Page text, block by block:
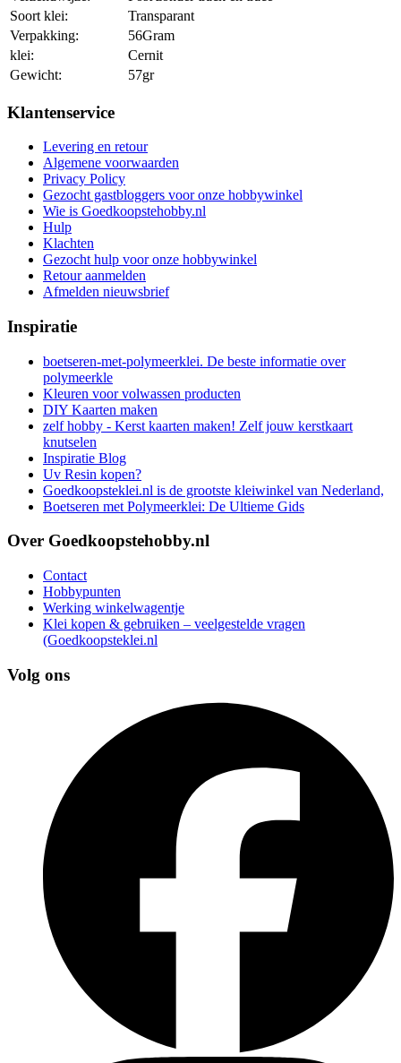
Soort klei:
Transparant
Verpakking:
56Gram
klei:
Cernit
Gewicht:
57gr
Klantenservice
Levering en retour
Algemene voorwaarden
Privacy Policy
Gezocht gastbloggers voor onze hobbywinkel
Wie is Goedkoopstehobby.nl
Hulp
Klachten
Gezocht hulp voor onze hobbywinkel
Retour aanmelden
Afmelden nieuwsbrief
Inspiratie
boetseren-met-polymeerklei. De beste informatie over
polymeerkle
Kleuren voor volwassen producten
DIY Kaarten maken
zelf hobby - Kerst kaarten maken! Zelf jouw kerstkaart
knutselen
Inspiratie Blog
Uv Resin kopen?
Goedkoopsteklei.nl is de grootste kleiwinkel van Nederland,
Boetseren met Polymeerklei: De Ultieme Gids
Over Goedkoopstehobby.nl
Contact
Hobbypunten
Werking winkelwagentje
Klei kopen & gebruiken – veelgestelde vragen
(Goedkoopsteklei.nl
Volg ons